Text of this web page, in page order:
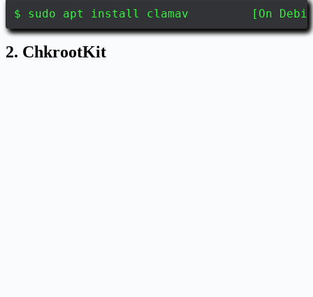
$ sudo apt install clamav [On Debian,
2. ChkrootKit